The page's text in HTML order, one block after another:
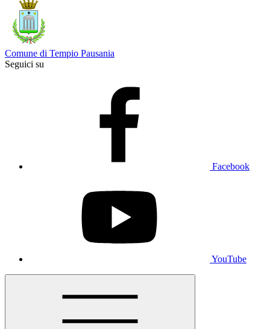
Comune di Tempio Pausania
Seguici su
Facebook
YouTube